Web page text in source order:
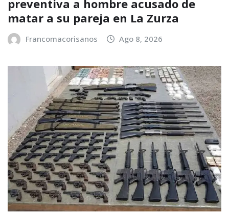
preventiva a hombre acusado de
matar a su pareja en La Zurza
Francomacorisanos Ago 8, 2026